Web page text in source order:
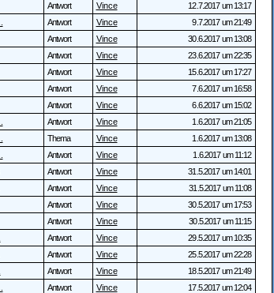
Antwort Vince
12.7.2017 um 13:17
Antwort Vince
9.7.2017 um 21:49
Antwort Vince
30.6.2017 um 13:08
Antwort Vince
23.6.2017 um 22:35
Antwort Vince
15.6.2017 um 17:27
Antwort Vince
7.6.2017 um 16:58
Antwort Vince
6.6.2017 um 15:02
Antwort Vince
1.6.2017 um 21:05
Thema Vince
1.6.2017 um 13:08
Antwort Vince
1.6.2017 um 11:12
Antwort Vince
31.5.2017 um 14:01
Antwort Vince
31.5.2017 um 11:08
Antwort Vince
30.5.2017 um 17:53
Antwort Vince
30.5.2017 um 11:15
Antwort Vince
29.5.2017 um 10:35
Antwort Vince
25.5.2017 um 22:28
Antwort Vince
18.5.2017 um 21:49
Antwort Vince
17.5.2017 um 12:04